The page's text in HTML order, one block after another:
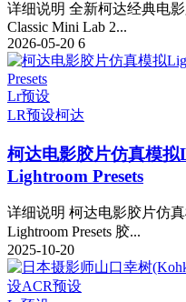
详细说明 全新柯达经典电影
Classic Mini Lab 2...
2026-05-20 6
Lr预设
LR预设柯达
柯达电影胶片仿真模
Lightroom Presets
详细说明 柯达电影胶片仿
Lightroom Presets 胶...
2025-10-20